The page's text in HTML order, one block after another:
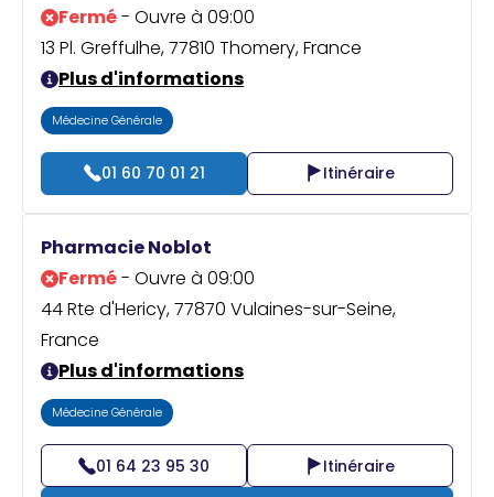
Fermé- Ouvre à 09:00
13 Pl. Greffulhe, 77810 Thomery, France
Plus d'informations
Médecine Générale
01 60 70 01 21 Itinéraire
Pharmacie Noblot
Fermé- Ouvre à 09:00
44 Rte d'Hericy, 77870 Vulaines-sur-Seine,
France
Plus d'informations
Médecine Générale
01 64 23 95 30
Itinéraire